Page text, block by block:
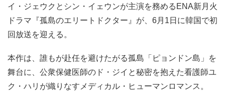
イ・ジェウクとシン・イェウンが主演を務めるENA新月火
ドラマ『孤島のエリートドクター』が、6月1日に韓国で初
回放送を迎える。
本作は、誰もが赴任を避けたがる孤島「ピョンドン島」を
舞台に、公衆保健医師のド・ジイと秘密を抱えた看護師ユ
ク・ハリが織りなすメディカル・ヒューマンロマンス。